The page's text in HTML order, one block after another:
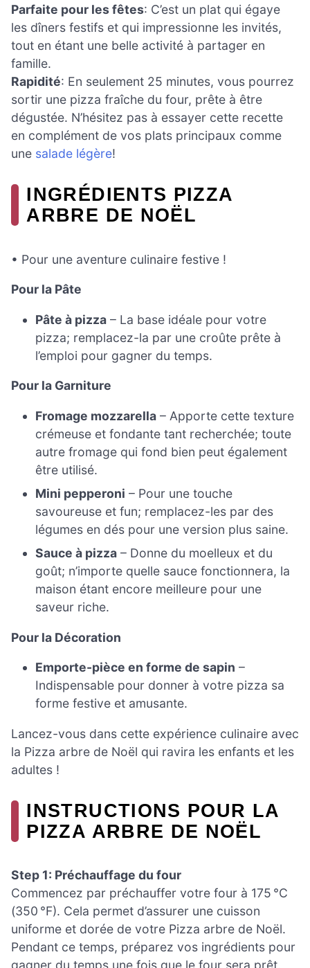
Parfaite pour les fêtes: C’est un plat qui égaye
les dîners festifs et qui impressionne les invités,
tout en étant une belle activité à partager en
famille.
Rapidité: En seulement 25 minutes, vous pourrez
sortir une pizza fraîche du four, prête à être
dégustée. N’hésitez pas à essayer cette recette
en complément de vos plats principaux comme
une salade légère!
INGRÉDIENTS PIZZA
ARBRE DE NOËL
• Pour une aventure culinaire festive !
Pour la Pâte
Pâte à pizza – La base idéale pour votre
pizza; remplacez-la par une croûte prête à
l’emploi pour gagner du temps.
Pour la Garniture
Fromage mozzarella – Apporte cette texture
crémeuse et fondante tant recherchée; toute
autre fromage qui fond bien peut également
être utilisé.
Mini pepperoni – Pour une touche
savoureuse et fun; remplacez-les par des
légumes en dés pour une version plus saine.
Sauce à pizza – Donne du moelleux et du
goût; n’importe quelle sauce fonctionnera, la
maison étant encore meilleure pour une
saveur riche.
Pour la Décoration
Emporte-pièce en forme de sapin –
Indispensable pour donner à votre pizza sa
forme festive et amusante.
Lancez-vous dans cette expérience culinaire avec
la Pizza arbre de Noël qui ravira les enfants et les
adultes !
INSTRUCTIONS POUR LA
PIZZA ARBRE DE NOËL
Step 1: Préchauffage du four
Commencez par préchauffer votre four à 175 °C
(350 °F). Cela permet d’assurer une cuisson
uniforme et dorée de votre Pizza arbre de Noël.
Pendant ce temps, préparez vos ingrédients pour
gagner du temps une fois que le four sera prêt.